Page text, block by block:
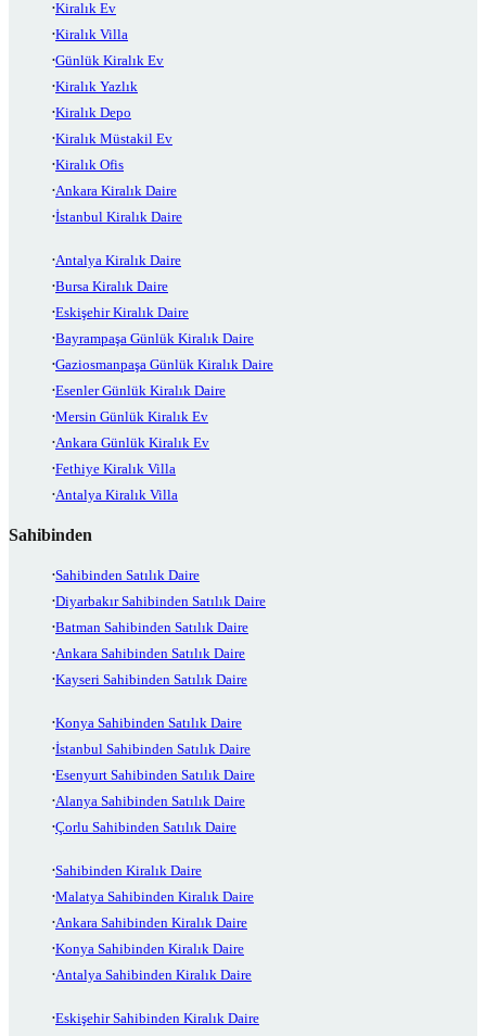
Kiralık Ev
Kiralık Villa
Günlük Kiralık Ev
Kiralık Yazlık
Kiralık Depo
Kiralık Müstakil Ev
Kiralık Ofis
Ankara Kiralık Daire
İstanbul Kiralık Daire
Antalya Kiralık Daire
Bursa Kiralık Daire
Eskişehir Kiralık Daire
Bayrampaşa Günlük Kiralık Daire
Gaziosmanpaşa Günlük Kiralık Daire
Esenler Günlük Kiralık Daire
Mersin Günlük Kiralık Ev
Ankara Günlük Kiralık Ev
Fethiye Kiralık Villa
Antalya Kiralık Villa
Sahibinden
Sahibinden Satılık Daire
Diyarbakır Sahibinden Satılık Daire
Batman Sahibinden Satılık Daire
Ankara Sahibinden Satılık Daire
Kayseri Sahibinden Satılık Daire
Konya Sahibinden Satılık Daire
İstanbul Sahibinden Satılık Daire
Esenyurt Sahibinden Satılık Daire
Alanya Sahibinden Satılık Daire
Çorlu Sahibinden Satılık Daire
Sahibinden Kiralık Daire
Malatya Sahibinden Kiralık Daire
Ankara Sahibinden Kiralık Daire
Konya Sahibinden Kiralık Daire
Antalya Sahibinden Kiralık Daire
Eskişehir Sahibinden Kiralık Daire